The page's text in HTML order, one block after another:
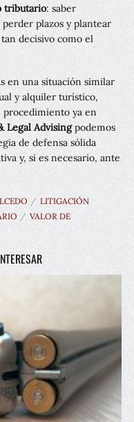
tributario: saber
plazos y plantear
decisivo como el
en una situación similar
y alquiler turístico,
procedimiento ya en
Legal Advisingpodemos
de defensa sólida
y, si es necesario, ante
LITIGACIÓN
VALOR DE